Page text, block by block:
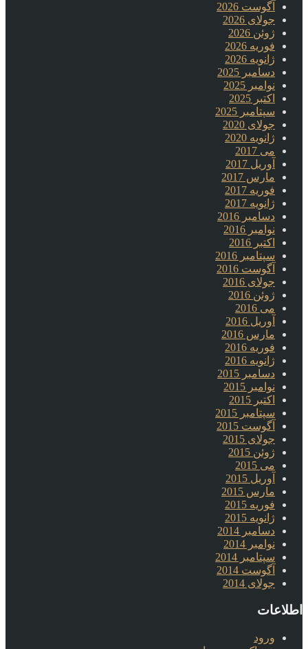
آگوست 2026
جولای 2026
ژوئن 2026
فوریه 2026
ژانویه 2026
دسامبر 2025
نوامبر 2025
اکتبر 2025
سپتامبر 2025
جولای 2020
ژانویه 2020
می 2017
آوریل 2017
مارس 2017
فوریه 2017
ژانویه 2017
دسامبر 2016
نوامبر 2016
اکتبر 2016
سپتامبر 2016
آگوست 2016
جولای 2016
ژوئن 2016
می 2016
آوریل 2016
مارس 2016
فوریه 2016
ژانویه 2016
دسامبر 2015
نوامبر 2015
اکتبر 2015
سپتامبر 2015
آگوست 2015
جولای 2015
ژوئن 2015
می 2015
آوریل 2015
مارس 2015
فوریه 2015
ژانویه 2015
دسامبر 2014
نوامبر 2014
سپتامبر 2014
آگوست 2014
جولای 2014
اطلاعات
ورود